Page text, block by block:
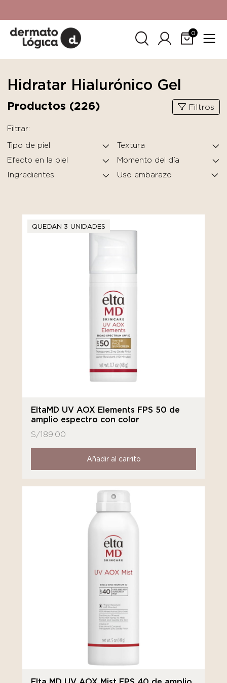
SkinCeuticals.
0
Hidratar Hialurónico Gel
Productos (226) Filtros
Filtrar:
Tipo de piel
Textura
Efecto en la piel
Momento del día
Ingredientes
QUEDAN 3 UNIDADES
EltaMD UV AOX Elements FPS 50 de
amplio espectro con color
S/189.00
Añadir al carrito